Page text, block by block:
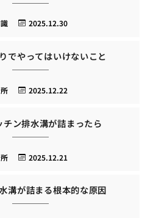
2025.12.30
でやってはいけないこと
2025.12.22
チン排水溝が詰まったら
2025.12.21
溝が詰まる根本的な原因